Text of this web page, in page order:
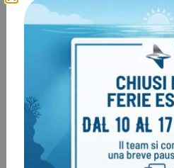
riciclata
-24% emissioni CO₂rispetto
TecnologiaDope Dyed:
ambientale, ridotto consumo
Caratteristiche
Semi-Stagna
Modello
: FOCEA Comfort 7